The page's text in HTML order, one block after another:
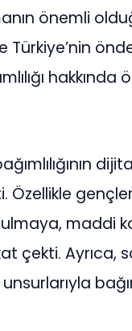
önemli
Türkiye’nin
maddi
çekti. Ayrıca,